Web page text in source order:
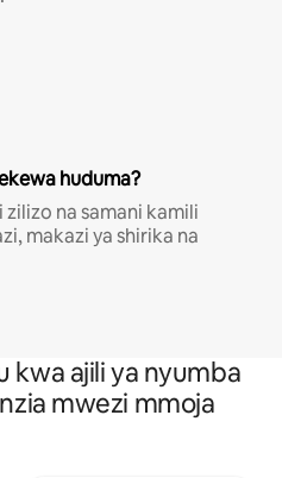
huduma?
na samani kamili
makazi ya shirika na
kwa ajili ya nyumba
mwezi mmoja